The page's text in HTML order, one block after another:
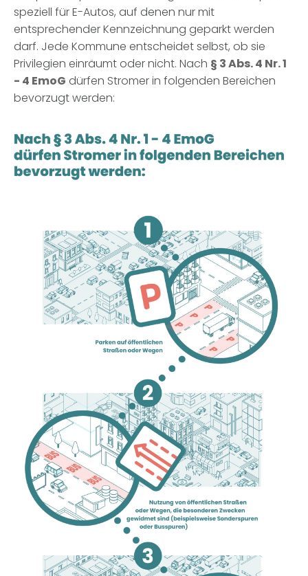
speziell für E-Autos, auf denen nur mit
entsprechender Kennzeichnung geparkt werden
darf. Jede Kommune entscheidet selbst, ob sie
Privilegien einräumt oder nicht. Nach § 3 Abs. 4 Nr. 1
- 4 EmoG dürfen Stromer in folgenden Bereichen
bevorzugt werden: